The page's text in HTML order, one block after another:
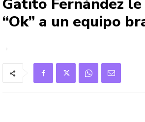
Gatito Fernández le
“Ok” a un equipo